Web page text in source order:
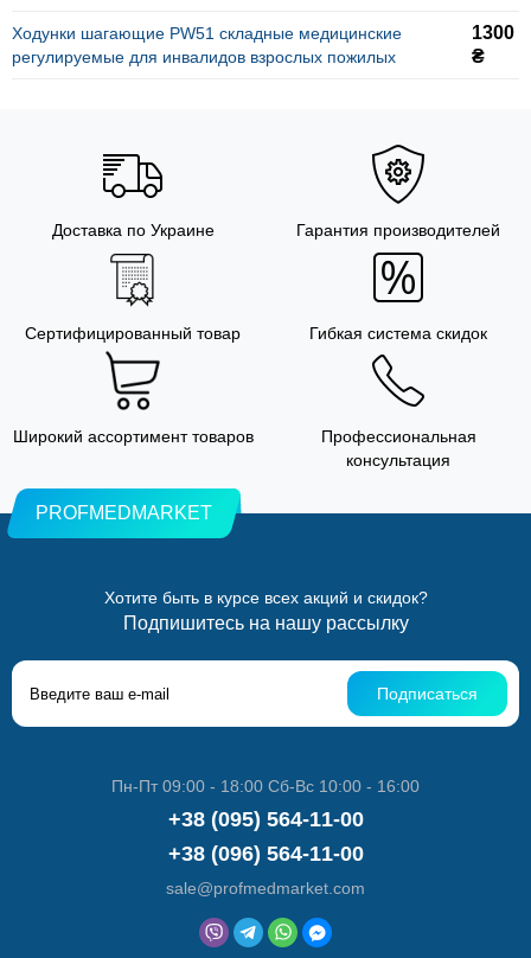
Ходунки шагающие PW51 складные медицинские
регулируемые для инвалидов взрослых пожилых
1300
₴
Доставка по Украине Гарантия производителей
Сертифицированный товар Гибкая система скидок
Широкий ассортимент товаров
Профессиональная
консультация
PROFMEDMARKET
Хотите быть в курсе всех акций и скидок?
Подпишитесь на нашу рассылку
Подписаться
Пн-Пт 09:00 - 18:00 Сб-Вс 10:00 - 16:00
+38 (095) 564-11-00
+38 (096) 564-11-00
sale@profmedmarket.com